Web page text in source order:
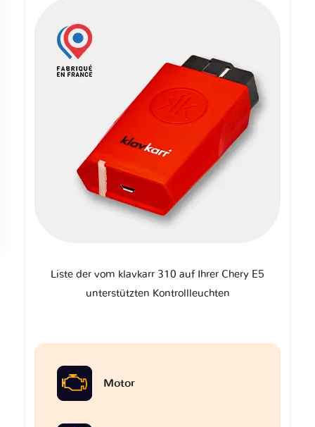
Liste der vom klavkarr 310 auf Ihrer Chery E5
unterstützten Kontrollleuchten
Motor